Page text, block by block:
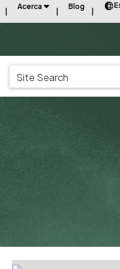
Acerca Blog